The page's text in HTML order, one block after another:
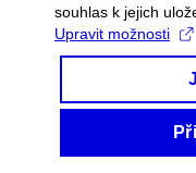
souhlas k jejich
Upravit možnosti